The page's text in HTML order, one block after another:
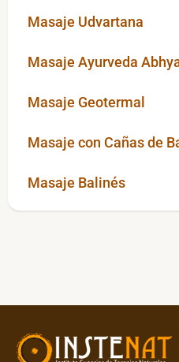
Masaje Udvartana
Masaje Ayurveda
Masaje Geotermal
Masaje con Cañas de
Masaje Balinés